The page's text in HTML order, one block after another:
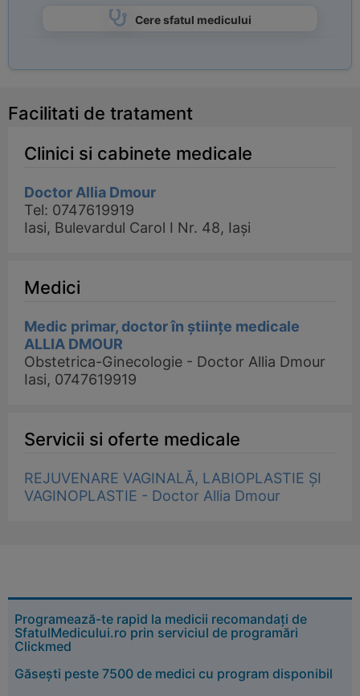
Cere sfatul medicului
Facilitati de tratament
Clinici si cabinete medicale
Doctor Allia Dmour
Tel: 0747619919
Iasi, Bulevardul Carol I Nr. 48, Iași
Medici
Medic primar, doctor în științe medicale
ALLIA DMOUR
Obstetrica-Ginecologie - Doctor Allia Dmour
Iasi, 0747619919
Servicii si oferte medicale
REJUVENARE VAGINALĂ, LABIOPLASTIE ȘI
VAGINOPLASTIE - Doctor Allia Dmour
Programează-te rapid la medicii recomandați de
SfatulMedicului.ro prin serviciul de programări
Clickmed
Găsești peste 7500 de medici cu program disponibil